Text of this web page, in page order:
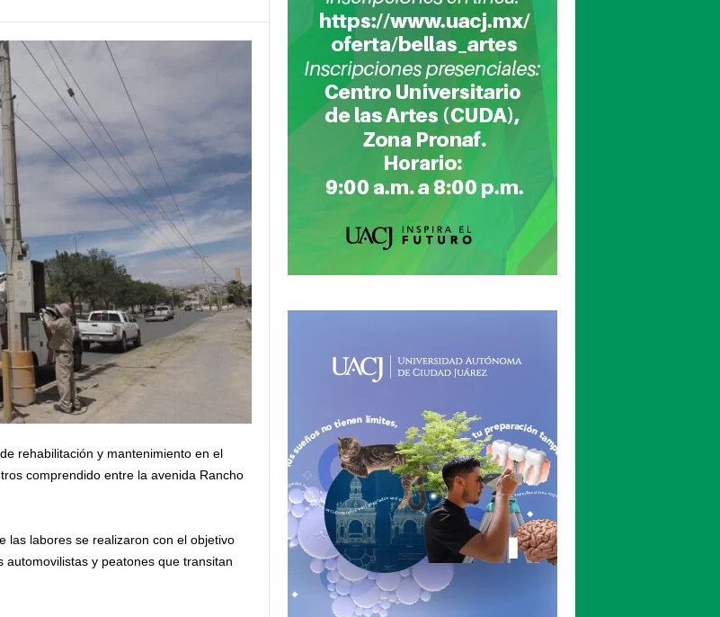
rehabilitación y mantenimiento en el
comprendido entre la avenida Rancho
las labores se realizaron con el objetivo
y peatones que transitan